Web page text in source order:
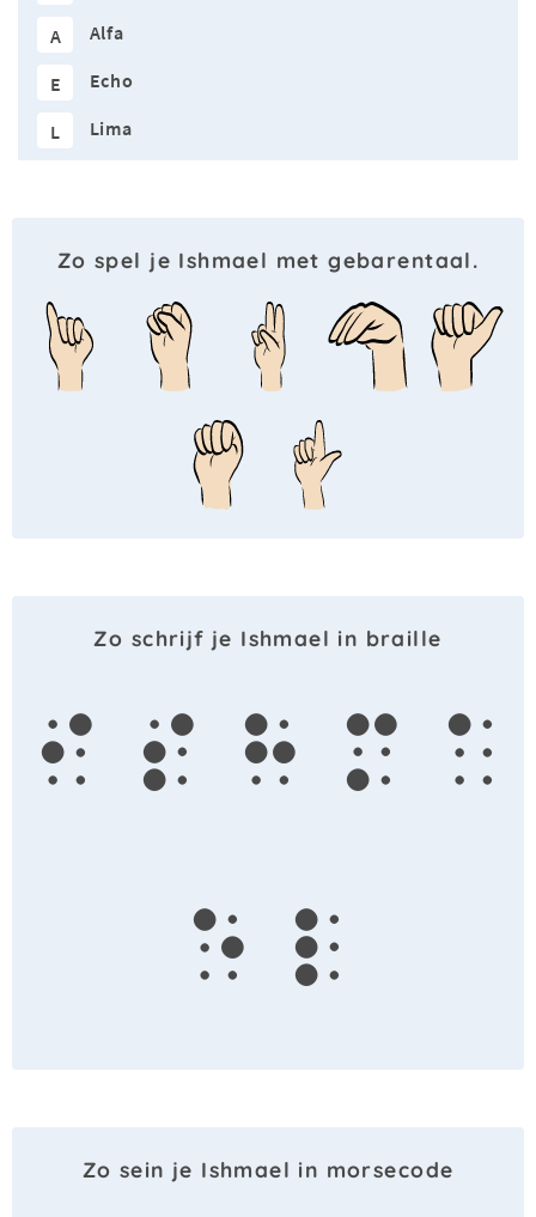
A
Alfa
E Echo
L Lima
Zo spel je Ishmael met gebarentaal.
Zo schrijf je Ishmael in braille
i s h m a
e l
Zo sein je Ishmael in morsecode